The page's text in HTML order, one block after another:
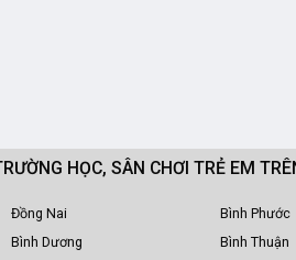
HỌC, SÂN CHƠI TRẺ EM
Đồng Nai
Bình Dương
Bình Phước
Bình Thuận